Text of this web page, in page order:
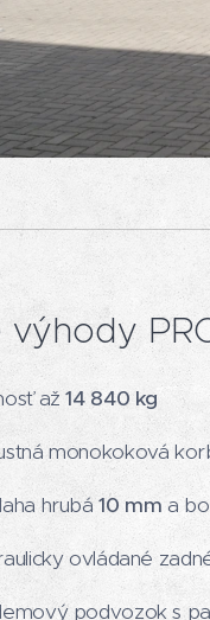
výhody
až14 840 kg
monokoková
hrubá10 mm a
ovládané
podvozok s